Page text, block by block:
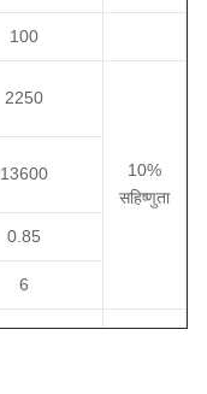
100
2250
10%
सहिष्णुता
13600
0.85
6